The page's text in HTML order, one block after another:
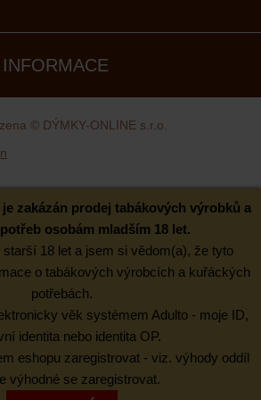
© DÝMKY-ONLINE s.r.o.
zakázán prodej tabákových výrobků a
osobám mladším 18 let.
18 let a jsem si vědom(a), že tyto
o tabákových výrobcích a kuřáckých
potřebách.
věk systémem Adulto - moje ID,
identita nebo identita OP.
eshopu zaregistrovat - viz. výhody oddíl
výhodné se zaregistrovat.